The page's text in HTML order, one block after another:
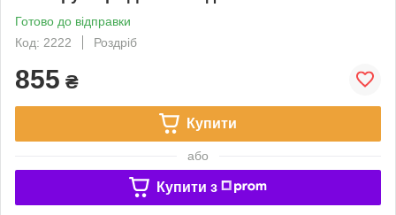
Готово до відправки
Код: 2222
Роздріб
855 ₴
Купити
або
Купити з